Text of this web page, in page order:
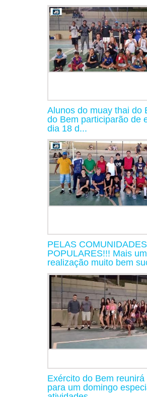
Alunos do muay thai do
do Bem participarão de
dia 18 d...
PELAS COMUNIDADES
POPULARES!!! Mais
realização muito bem
Exército do Bem reunirá
para um domingo